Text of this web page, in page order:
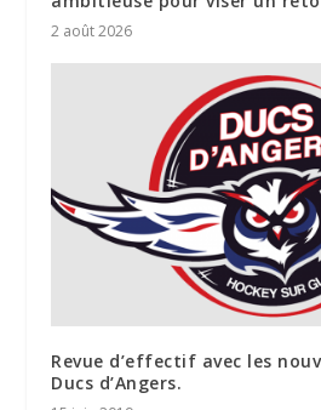
2 août 2026
Revue d’effectif avec les
Ducs d’Angers.